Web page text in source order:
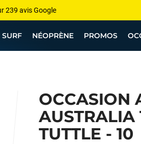
sont chez Funway
sur le windsurf, wingfoil, etc...
— Moins cher ailleurs ? On s’aligne !
SURF NÉOPRÈNE PROMOS
OCCASION
TUTTLE - 10